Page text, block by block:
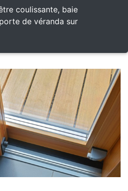
coulissante, baie
de véranda sur